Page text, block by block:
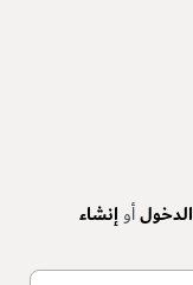
أوإنشاء